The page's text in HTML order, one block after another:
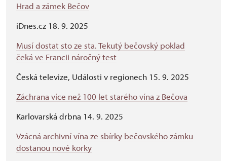
Hrad a zámek Bečov
iDnes.cz 18. 9. 2025
Musí dostat sto ze sta. Tekutý bečovský poklad
čeká ve Francii náročný test
Česká televize, Události v regionech 15. 9. 2025
Záchrana více než 100 let starého vína z Bečova
Karlovarská drbna 14. 9. 2025
Vzácná archivní vína ze sbírky bečovského zámku
dostanou nové korky